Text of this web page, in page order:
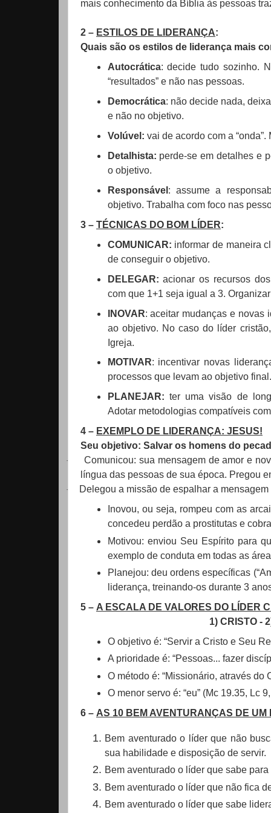
mais conhecimento da Bíblia às pessoas
2 – ESTILOS DE LIDERANÇA:
Quais são os estilos de liderança mais
Autocrática: decide tudo sozinho.
“resultados” e não nas pessoas.
Democrática: não decide nada,
e não no objetivo.
Volúvel: vai de acordo com a
Detalhista: perde-se em detalhes e
o objetivo.
Responsável : assume a
objetivo. Trabalha com foco nas
3 – TÉCNICAS DO BOM LÍDER:
COMUNICAR: informar de maneira
de conseguir o objetivo.
DELEGAR: acionar os recursos
com que 1+1 seja igual a 3.
INOVAR: aceitar mudanças e novas
ao objetivo. No caso do líder
Igreja.
MOTIVAR: incentivar novas
processos que levam ao objetivo
PLANEJAR: ter uma visão de
Adotar metodologias compatíveis
4 – EXEMPLO DE LIDERANÇA: JESUS!
Seu objetivo: Salvar os homens do
·
Comunicou: sua mensagem de amor e
língua das pessoas de sua época. Pregou
·
Delegou a missão de espalhar a
Inovou, ou seja, rompeu com as
concedeu perdão a prostitutas e
Motivou: enviou Seu Espírito para
exemplo de conduta em todas as
Planejou: deu ordens específicas
liderança, treinando-os durante 3
5 – A ESCALA DE VALORES DO LÍDER
1) CRISTO -
O objetivo é: “Servir a Cristo e Seu
A prioridade é: “Pessoas... fazer
O método é: “Missionário, através do
O menor servo é: “eu” (Mc 19.35, Lc
6 – AS 10 BEM AVENTURANÇAS DE UM
Bem aventurado o líder que não
sua habilidade e disposição de servir.
Bem aventurado o líder que sabe
Bem aventurado o líder que não fica
Bem aventurado o líder que sabe